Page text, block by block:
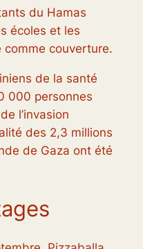
du Hamas
écoles et les
couverture.
de la santé
000 personnes
l’invasion
des 2,3 millions
de Gaza ont été